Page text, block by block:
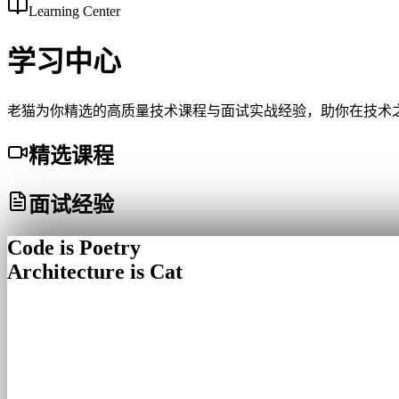
Learning Center
学习中心
老猫为你精选的高质量技术课程与面试实战经验，助你在技术
精选课程
面试经验
Code is Poetry
Architecture is Cat